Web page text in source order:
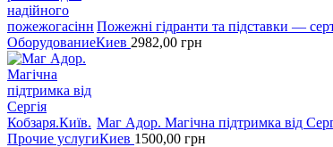
Пожежні гідранти тa підставки —
ОборудованиеКиев 2982,00 грн
Маг Адор. Магічна підтримка від
Прочие услугиКиев 1500,00 грн